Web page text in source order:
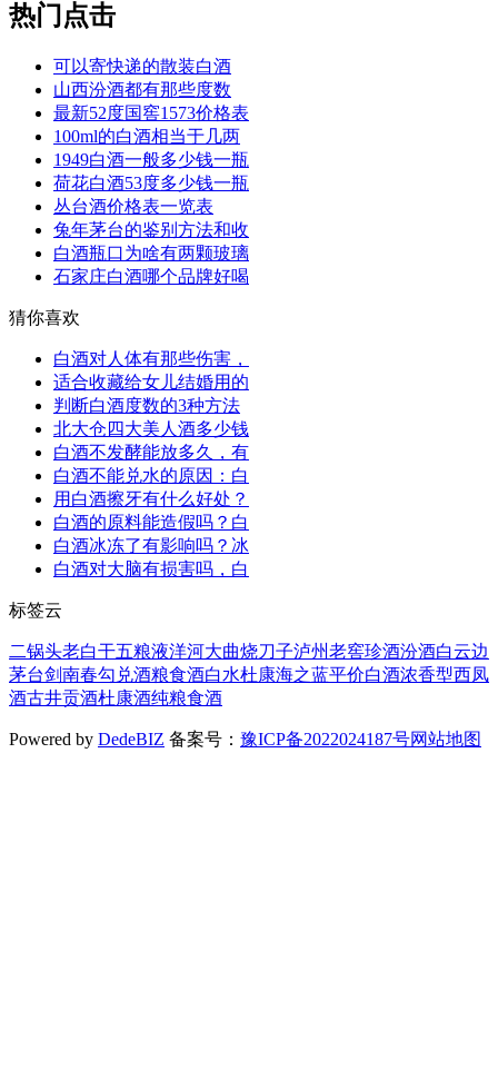
热门点击
可以寄快递的散装白酒
山西汾酒都有那些度数
最新52度国窖1573价格表
100ml的白酒相当于几两
1949白酒一般多少钱一瓶
荷花白酒53度多少钱一瓶
丛台酒价格表一览表
兔年茅台的鉴别方法和收
白酒瓶口为啥有两颗玻璃
石家庄白酒哪个品牌好喝
猜你喜欢
白酒对人体有那些伤害，
适合收藏给女儿结婚用的
判断白酒度数的3种方法
北大仓四大美人酒多少钱
白酒不发酵能放多久，有
白酒不能兑水的原因：白
用白酒擦牙有什么好处？
白酒的原料能造假吗？白
白酒冰冻了有影响吗？冰
白酒对大脑有损害吗，白
标签云
二锅头老白干五粮液洋河大曲烧刀子泸州老窖珍酒汾酒白云边
茅台剑南春勾兑酒粮食酒白水杜康海之蓝平价白酒浓香型西凤
酒古井贡酒杜康酒纯粮食酒
Powered by DedeBIZ 备案号： 豫ICP备2022024187号网站地图